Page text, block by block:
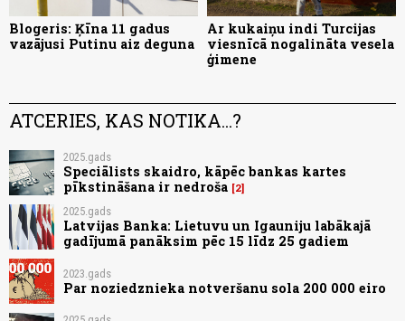
Blogeris: Ķīna 11 gadus
vazājusi Putinu aiz deguna
Ar kukaiņu indi Turcijas
viesnīcā nogalināta vesela
ģimene
ATCERIES, KAS NOTIKA...?
2025.gads
Speciālists skaidro, kāpēc bankas kartes
pīkstināšana ir nedroša 2
2025.gads
Latvijas Banka: Lietuvu un Igauniju labākajā
gadījumā panāksim pēc 15 līdz 25 gadiem
2023.gads
Par noziedznieka notveršanu sola 200 000 eiro